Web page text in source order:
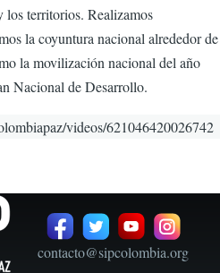
los territorios. Realizamos
la coyuntura nacional alrededor de
la movilización nacional del año
Nacional de Desarrollo.
videos/621046420026742
contacto@sipcolombia.org